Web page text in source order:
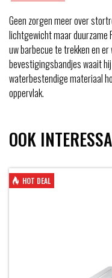
Geen zorgen meer over
lichtgewicht maar duurzame
uw barbecue te trekken en
bevestigingsbandjes waait
waterbestendige materiaal
oppervlak.
OOK
HOT DEAL